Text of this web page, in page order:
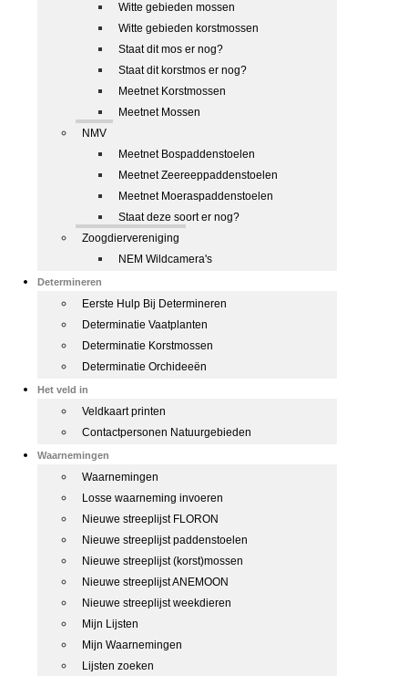
Witte gebieden mossen
Witte gebieden korstmossen
Staat dit mos er nog?
Staat dit korstmos er nog?
Meetnet Korstmossen
Meetnet Mossen
NMV
Meetnet Bospaddenstoelen
Meetnet Zeereeppaddenstoelen
Meetnet Moeraspaddenstoelen
Staat deze soort er nog?
Zoogdiervereniging
NEM Wildcamera's
Determineren
Eerste Hulp Bij Determineren
Determinatie Vaatplanten
Determinatie Korstmossen
Determinatie Orchideeën
Het veld in
Veldkaart printen
Contactpersonen Natuurgebieden
Waarnemingen
Waarnemingen
Losse waarneming invoeren
Nieuwe streeplijst FLORON
Nieuwe streeplijst paddenstoelen
Nieuwe streeplijst (korst)mossen
Nieuwe streeplijst ANEMOON
Nieuwe streeplijst weekdieren
Mijn Lijsten
Mijn Waarnemingen
Lijsten zoeken